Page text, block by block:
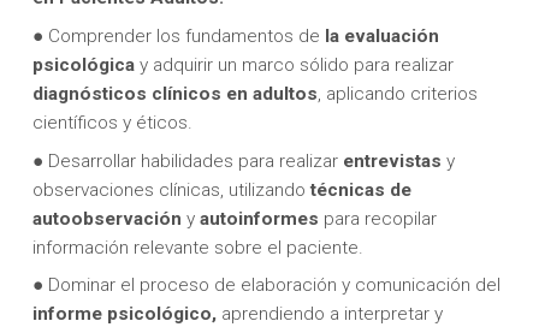
● Comprender los fundamentos de la evaluación
psicológicay adquirir un marco sólido para realizar
diagnósticos clínicos en adultos, aplicando criterios
científicos y éticos.
● Desarrollar habilidades para realizar entrevistas y
observaciones clínicas, utilizandotécnicas de
autoobservación y autoinformes para recopilar
información relevante sobre el paciente.
● Dominar el proceso de elaboración y comunicación del
informe psicológico,aprendiendo a interpretar y